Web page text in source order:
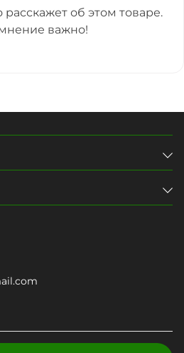
расскажет об этом товаре.
важно!